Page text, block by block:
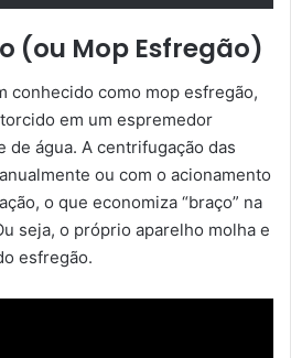
(ou Mop Esfregão)
conhecido como mop esfregão,
em um espremedor
de água. A centrifugação das
ou com o acionamento
o que economiza “braço” na
seja, o próprio aparelho molha e
esfregão.